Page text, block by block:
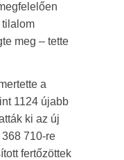
tilalom
meg – tette
a
1124 újabb
ki az új
710-re
fertőzöttek